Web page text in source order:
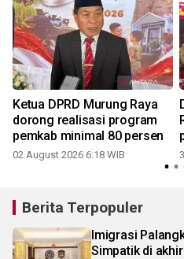
Ketua DPRD Murung Raya
dorong realisasi program
pemkab minimal 80 persen
02 August 2026 6:18 WIB
Berita Terpopuler
Imigrasi
Simpatik di